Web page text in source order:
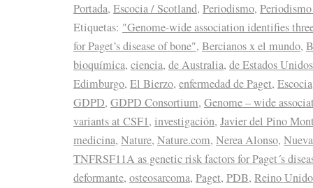
Portada, Escocia / Scotland, Periodismo,
Etiquetas: "Genome-wide association identifies
for Paget’s disease of bone", Bercianos x el mundo,
bioquímica, ciencia, de Australia, de Estados Unidos
Edimburgo, El Bierzo, enfermedad de Paget, Escocia
GDPD, GDPD Consortium, Genome – wide
variants at CSF1, investigación, Javier del Pino
medicina, Nature, Nature.com, Nerea Alonso,
TNFRSF11A as genetic risk factors for Paget´s
deformante, osteosarcoma, Paget, PDB, Reino Unido